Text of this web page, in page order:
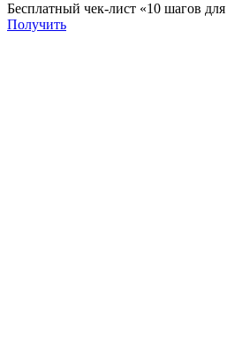
Бесплатный чек-лист «10 шагов
Получить